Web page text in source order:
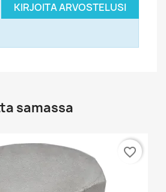
KIRJOITA ARVOSTELUSI
samassa
favorite_border